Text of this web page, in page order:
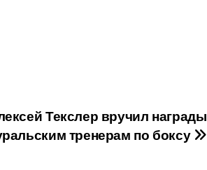
Текслер вручил награды
тренерам по боксу